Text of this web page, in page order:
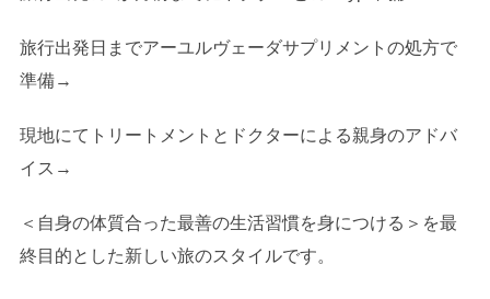
旅行出発日までアーユルヴェーダサプリメントの処方で
準備→
現地にてトリートメントとドクターによる親身のアドバ
イス→
＜自身の体質合った最善の生活習慣を身につける＞を最
終目的とした新しい旅のスタイルです。